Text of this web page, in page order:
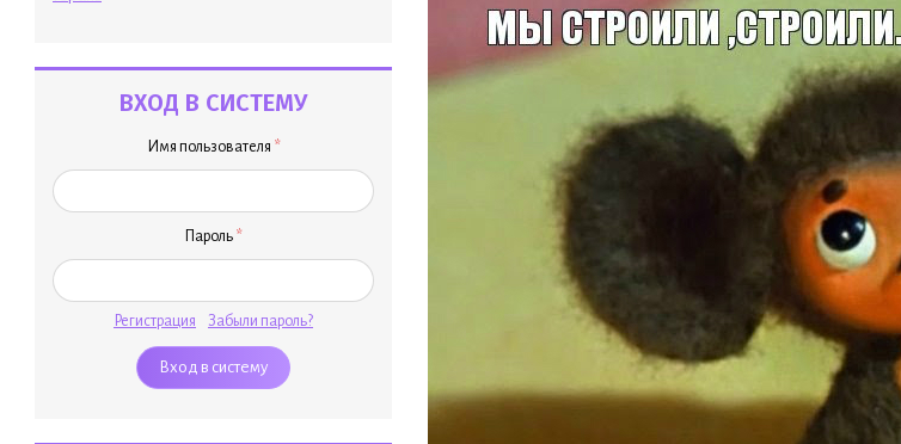
ВХОД В СИСТЕМУ
Имя пользователя *
Пароль *
Регистрация Забыли пароль?